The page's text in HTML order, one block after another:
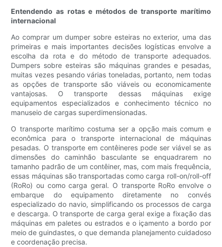
Entendendo as rotas e métodos de transporte marítimo
internacional
Ao comprar um dumper sobre esteiras no exterior, uma das
primeiras e mais importantes decisões logísticas envolve a
escolha da rota e do método de transporte adequados.
Dumpers sobre esteiras são máquinas grandes e pesadas,
muitas vezes pesando várias toneladas, portanto, nem todas
as opções de transporte são viáveis ​​ou economicamente
vantajosas. O transporte dessas máquinas exige
equipamentos especializados e conhecimento técnico no
manuseio de cargas superdimensionadas.
O transporte marítimo costuma ser a opção mais comum e
econômica para o transporte internacional de máquinas
pesadas. O transporte em contêineres pode ser viável se as
dimensões do caminhão basculante se enquadrarem no
tamanho padrão de um contêiner, mas, com mais frequência,
essas máquinas são transportadas como carga roll-on/roll-off
(RoRo) ou como carga geral. O transporte RoRo envolve o
embarque do equipamento diretamente no convés
especializado do navio, simplificando os processos de carga
e descarga. O transporte de carga geral exige a fixação das
máquinas em paletes ou estrados e o içamento a bordo por
meio de guindastes, o que demanda planejamento cuidadoso
e coordenação precisa.